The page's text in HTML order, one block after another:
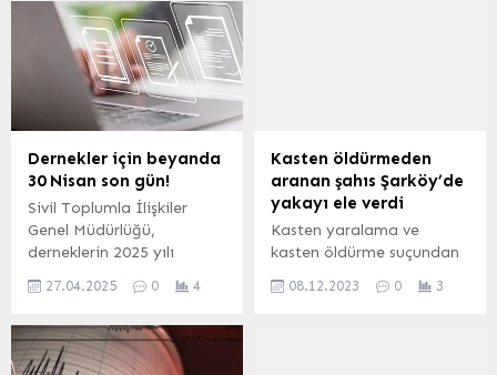
Dernekler için beyanda
30 Nisan son gün!
Sivil Toplumla İlişkiler
Genel Müdürlüğü,
derneklerin 2025 yılı
30 Nisan 2025’e kadar
anımsatarak, aksi
takdirde cezalı durumla
27.04.2025 0 4
Kasten öldürmeden
aranan şahıs Şarköy’de
yakayı ele verdi
Kasten yaralama ve
kasten öldürme suçundan
Şarköy ilçesinde yakalandı
08.12.2023 0 3